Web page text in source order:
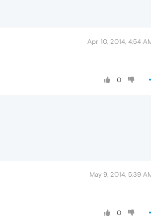
Apr 10, 2014, 4:54
0
May 9, 2014, 5:39
0